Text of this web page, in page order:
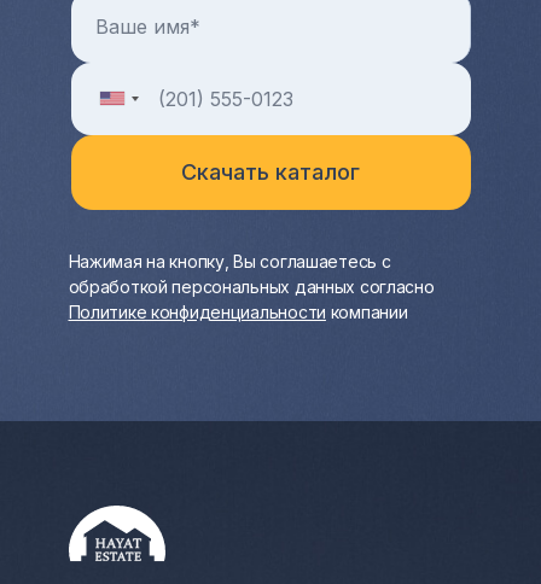
Нажимая на кнопку, Вы соглашаетесь с
обработкой персональных данных согласно
Политике конфиденциальности компании